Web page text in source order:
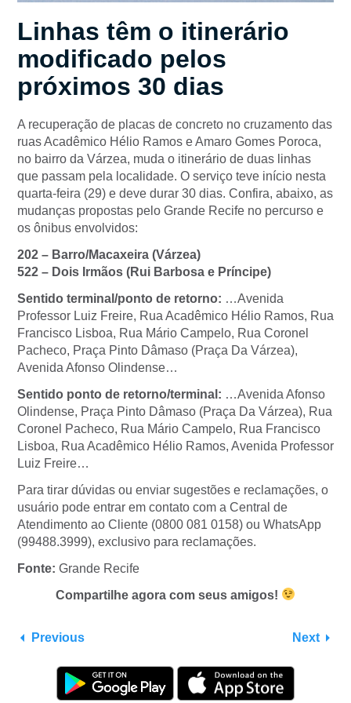
Linhas têm o itinerário
modificado pelos
próximos 30 dias
A recuperação de placas de concreto no cruzamento das
ruas Acadêmico Hélio Ramos e Amaro Gomes Poroca,
no bairro da Várzea, muda o itinerário de duas linhas
que passam pela localidade. O serviço teve início nesta
quarta-feira (29) e deve durar 30 dias. Confira, abaixo, as
mudanças propostas pelo Grande Recife no percurso e
os ônibus envolvidos:
202 – Barro/Macaxeira (Várzea)
522 – Dois Irmãos (Rui Barbosa e Príncipe)
Sentido terminal/ponto de retorno: …Avenida
Professor Luiz Freire, Rua Acadêmico Hélio Ramos, Rua
Francisco Lisboa, Rua Mário Campelo, Rua Coronel
Pacheco, Praça Pinto Dâmaso (Praça Da Várzea),
Avenida Afonso Olindense…
Sentido ponto de retorno/terminal: …Avenida Afonso
Olindense, Praça Pinto Dâmaso (Praça Da Várzea), Rua
Coronel Pacheco, Rua Mário Campelo, Rua Francisco
Lisboa, Rua Acadêmico Hélio Ramos, Avenida Professor
Luiz Freire…
Para tirar dúvidas ou enviar sugestões e reclamações, o
usuário pode entrar em contato com a Central de
Atendimento ao Cliente (0800 081 0158) ou WhatsApp
(99488.3999), exclusivo para reclamações.
Fonte: Grande Recife
Compartilhe agora com seus amigos!
Previous Next